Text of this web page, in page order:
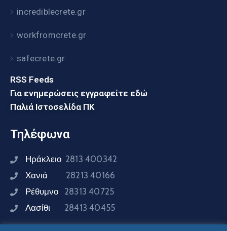
incrediblecrete.gr
workfromcrete.gr
safecrete.gr
RSS Feeds
Για ενημερώσεις εγγραφείτε εδώ
Παλιά Ιστοσελίδα ΠΚ
Τηλέφωνα
Ηράκλειο 2813 400342
Χανιά 28213 40166
Ρέθυμνο 28313 40725
Λασίθι 28413 40455